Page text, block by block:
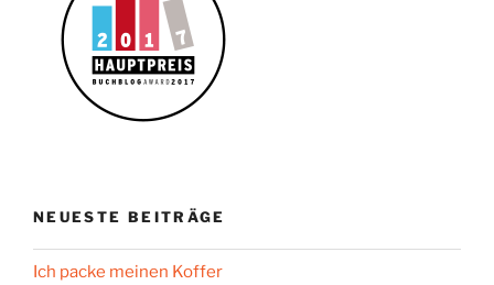
NEUESTE BEITRÄGE
Ich packe meinen Koffer